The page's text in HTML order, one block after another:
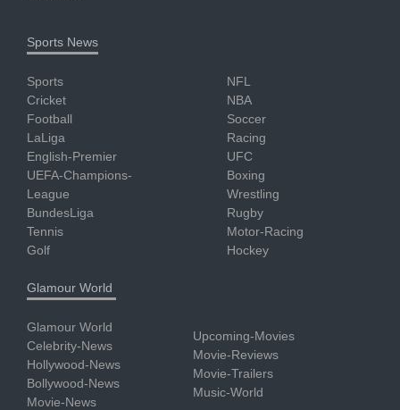
Sports News
Sports
Cricket
Football
LaLiga
English-Premier
UEFA-Champions-
League
BundesLiga
Tennis
Golf
NFL
NBA
Soccer
Racing
UFC
Boxing
Wrestling
Rugby
Motor-Racing
Hockey
Glamour World
Glamour World
Celebrity-News
Hollywood-News
Bollywood-News
Movie-News
Upcoming-Movies
Movie-Reviews
Movie-Trailers
Music-World